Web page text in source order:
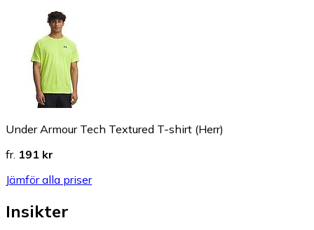
Under Armour Tech Textured T-shirt (Herr)
fr. 191 kr
Jämför alla priser
Insikter